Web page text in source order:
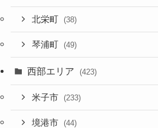
北栄町 (38)
琴浦町 (49)
西部エリア (423)
米子市 (233)
境港市 (44)